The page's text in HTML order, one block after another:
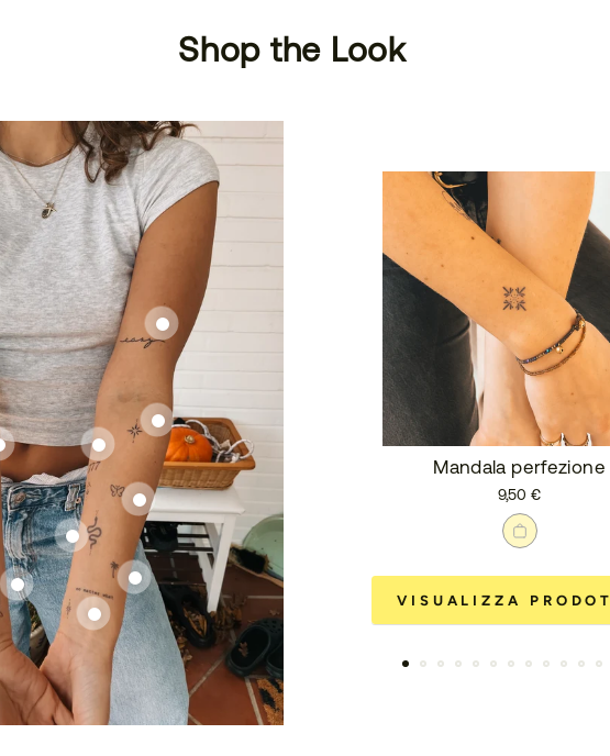
Shop the Look
Mandala perfezione
9,50 €
VISUALIZZA